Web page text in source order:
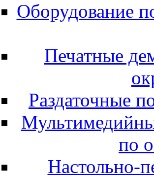
Оборудование
Печатные
Раздаточные
по
Настольно-